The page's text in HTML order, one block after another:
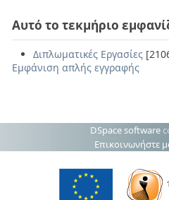
Αυτό το τεκμήριο
Διπλωματικές Εργασίες
Εμφάνιση απλής εγγραφής
DSpace software
Επικοινωνήστε